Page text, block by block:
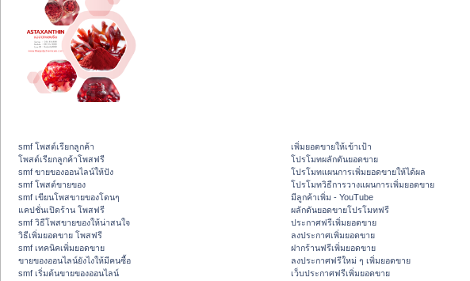
smf โพสต์เรียกลูกค้า
โพสต์เรียกลูกค้าโพสฟรี
smf ขายของออนไลน์ให้ปัง
smf โพสต์ขายของ
smf เขียนโพสขายของโดนๆ
แคปชั่นเปิดร้าน โพสฟรี
smf วิธีโพสขายของให้น่าสนใจ
วิธีเพิ่มยอดขาย โพสฟรี
smf เทคนิคเพิ่มยอดขาย
ขายของออนไลน์ยังไงให้มีคนซื้อ
smf เริ่มต้นขายของออนไลน์
เพิ่มยอดขายให้เข้าเป้า
โปรโมทผลักดันยอดขาย
โปรโมทแผนการเพิ่มยอดขายให้ได้ผล
โปรโมทวิธีการวางแผนการเพิ่มยอดขาย
มีลูกค้าเพิ่ม - YouTube
ผลักดันยอดขายโปรโมทฟรี
ประกาศฟรีเพิ่มยอดขาย
ลงประกาศเพิ่มยอดขาย
ฝากร้านฟรีเพิ่มยอดขาย
ลงประกาศฟรีใหม่ ๆ เพิ่มยอดขาย
เว็บประกาศฟรีเพิ่มยอดขาย